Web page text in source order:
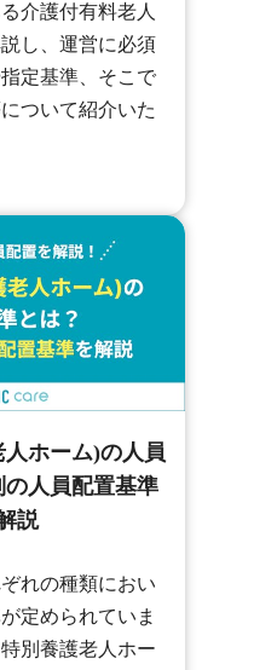
介護付有料老人
し、運営に必須
定基準、そこで
ついて紹介いた
ホーム)の人員
人員配置基準
説
れの種類におい
定められていま
別養護老人ホー